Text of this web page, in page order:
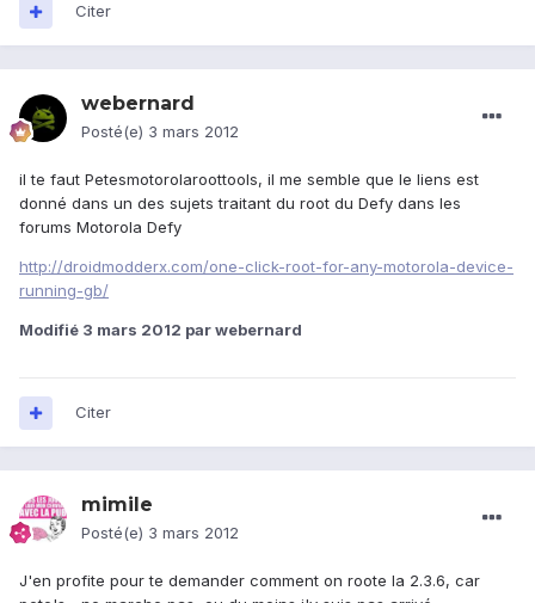
Citer
webernard
Posté(e) 3 mars 2012
il te faut Petesmotorolaroottools, il me semble que le liens est
donné dans un des sujets traitant du root du Defy dans les
forums Motorola Defy
http://droidmodderx.com/one-click-root-for-any-motorola-device-
running-gb/
Modifié 3 mars 2012 par webernard
Citer
mimile
Posté(e) 3 mars 2012
J'en profite pour te demander comment on roote la 2.3.6, car